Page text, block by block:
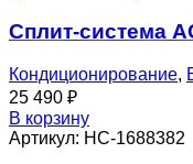
Сплит-система
Кондиционирование,
25 490 ₽
В корзину
Артикул: НС-1688382